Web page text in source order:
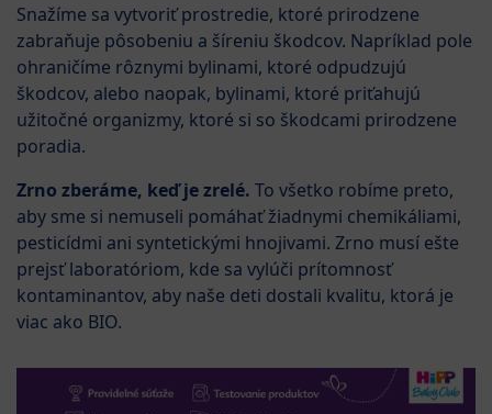
Snažíme sa vytvoriť prostredie, ktoré prirodzene
zabraňuje pôsobeniu a šíreniu škodcov. Napríklad pole
ohraničíme rôznymi bylinami, ktoré odpudzujú
škodcov, alebo naopak, bylinami, ktoré priťahujú
užitočné organizmy, ktoré si so škodcami prirodzene
poradia.
Zrno zberáme, keď je zrelé. To všetko robíme preto,
aby sme si nemuseli pomáhať žiadnymi chemikáliami,
pesticídmi ani syntetickými hnojivami. Zrno musí ešte
prejsť laboratóriom, kde sa vylúči prítomnosť
kontaminantov, aby naše deti dostali kvalitu, ktorá je
viac ako BIO.